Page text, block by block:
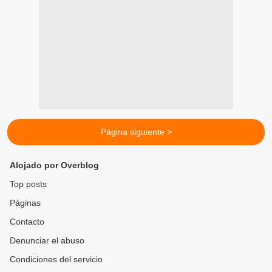
Página siguiente >
Alojado por Overblog
Top posts
Páginas
Contacto
Denunciar el abuso
Condiciones del servicio